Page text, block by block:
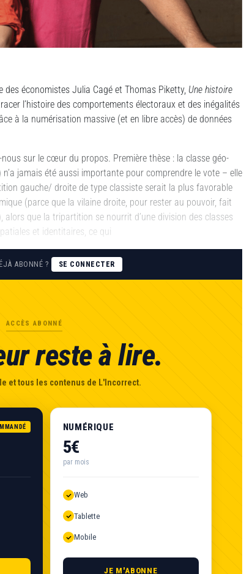
économistes Julia Cagé et Thomas Piketty, Une histoire
l’histoire des comportements électoraux et des inégalités
à la numérisation massive (et en libre accès) de données
sur le cœur du propos. Première thèse : la classe géo-
jamais été aussi importante pour comprendre le vote – elle
gauche/ droite de type classiste serait la plus favorable
(parce que la vilaine droite, pour rester au pouvoir, fait
alors que la tripartition se nourrit d’une division des classes
et identitaires, ce qui
ABONNÉ ? SE CONNECTER
ACCÈS ABONNÉ
reste à lire.
et tous les contenus de L'Incorrect.
NUMÉRIQUE
5€
par mois
Web
Tablette
Mobile
JE M'ABONNE